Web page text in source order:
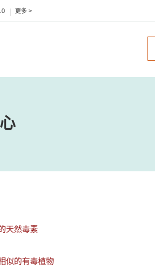
更多 >
天然毒素
似的有毒植物